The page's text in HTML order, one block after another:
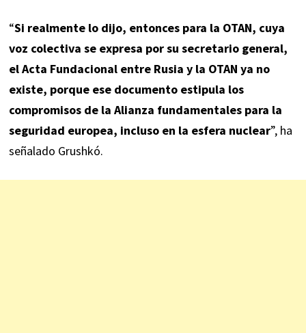
“Si realmente lo dijo, entonces para la OTAN, cuya
voz colectiva se expresa por su secretario general,
el Acta Fundacional entre Rusia y la OTAN ya no
existe, porque ese documento estipula los
compromisos de la Alianza fundamentales para la
seguridad europea, incluso en la esfera nuclear”, ha
señalado Grushkó.